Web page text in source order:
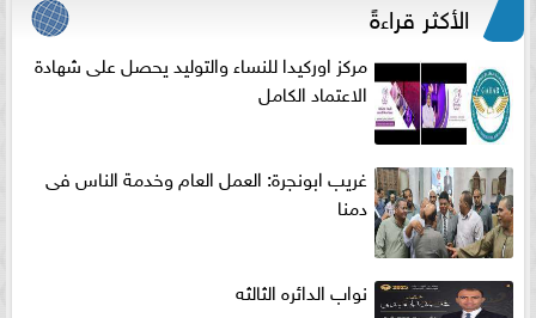
الأكثر قراءةً
مركز اوركيدا للنساء والتوليد يحصل على شهادة
الاعتماد الكامل
غريب ابونجرة: العمل العام وخدمة الناس فى
دمنا
نواب الدائره الثالثه